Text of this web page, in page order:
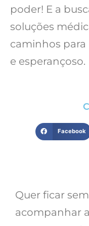
poder! E a
soluções
caminhos
e esperançoso.
Facebook
Quer ficar
acompanhar